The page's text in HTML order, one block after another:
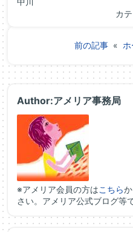
カ
前の記事 «
Author:アメリア事務局
※アメリア会員の方はこちら
さい。アメリア公式ブログ等